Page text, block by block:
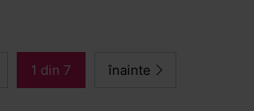
1 din 7 înainte